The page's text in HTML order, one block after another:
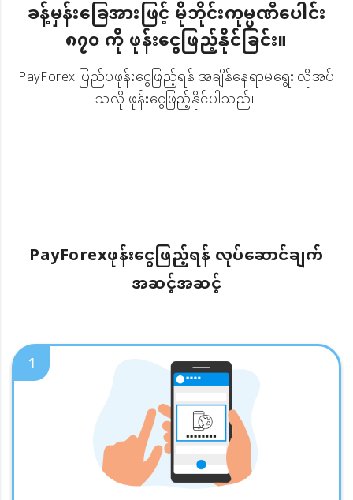
ခန့်မှန်းခြေအားဖြင့် မိုဘိုင်းကုမ္ပဏီပေါင်း
၈၇၀ ကို ဖုန်းငွေဖြည့်နိုင်ခြင်း။
PayForex ပြည်ပဖုန်းငွေဖြည့်ရန် အချိန်နေရာမရွေး လိုအပ်
သလို ဖုန်းငွေဖြည့်နိုင်ပါသည်။
PayForexဖုန်းငွေဖြည့်ရန် လုပ်ဆောင်ချက်
အဆင့်အဆင့်
1